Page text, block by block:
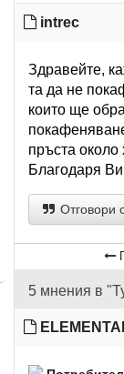
intrec
Здравейте,
та да не
които ще
пръста около
Благодаря
Отговори
5 мнения в